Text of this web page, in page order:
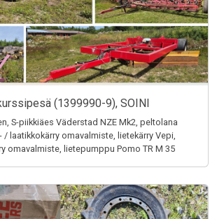
(1399990-9), SOINI
S-piikkiäes Väderstad NZE Mk2, peltolana
laatikkokärry omavalmiste, lietekärry Vepi,
omavalmiste, lietepumppu Pomo TR M 35